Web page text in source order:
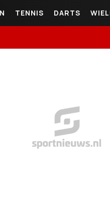
TENNIS DARTS